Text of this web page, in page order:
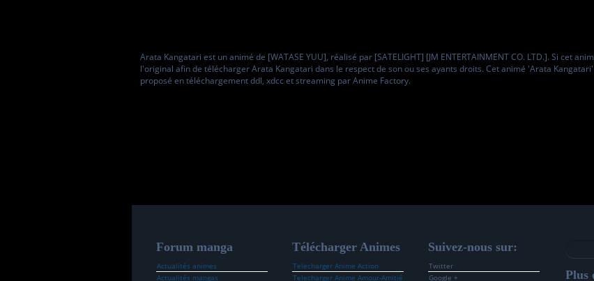
Arata Kangatari est un animé de [WATASE YUU], réalisé par [SATELIGHT] [JM ENTERTAINMENT CO. LTD.]. Si cet
l'original afin de télécharger Arata Kangatari dans le respect de son ou ses ayants droits. Cet animé 'Arata
proposé en téléchargement ddl, xdcc et streaming par Anime Factory.
Forum manga
Actualités animes
Actualités mangas
Télécharger Animes
Telecharger Anime Action
Telecharger Anime Amour-Amitié
Suivez-nous sur:
Twitter
Google +
Plus